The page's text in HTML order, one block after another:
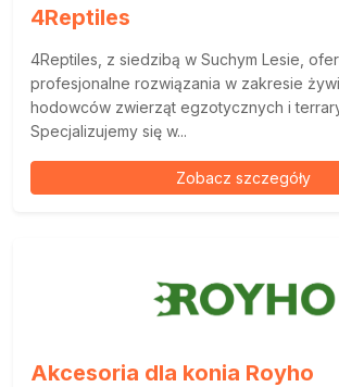
4Reptiles
4Reptiles, z siedzibą w Suchym Lesie,
profesjonalne rozwiązania w zakresie
hodowców zwierząt egzotycznych i
Specjalizujemy się w...
Zobacz szczegóły
Akcesoria dla konia Royho